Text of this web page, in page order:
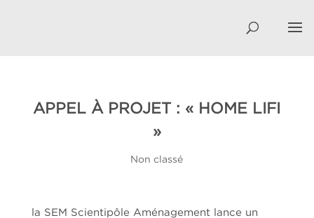
APPEL À PROJET : « HOME LIFI
»
Non classé
la SEM Scientipôle Aménagement lance un